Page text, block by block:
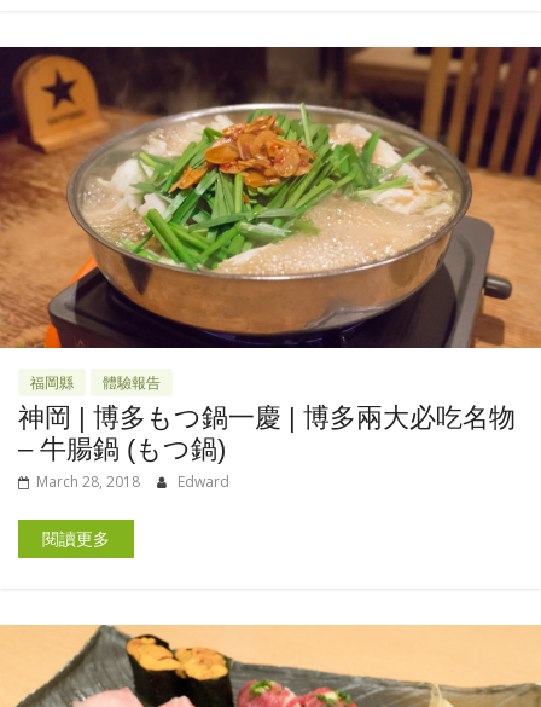
福岡縣 體驗報告
神岡 | 博多もつ鍋一慶 | 博多兩大必吃名物
– 牛腸鍋 (もつ鍋)
March 28, 2018 Edward
閱讀更多